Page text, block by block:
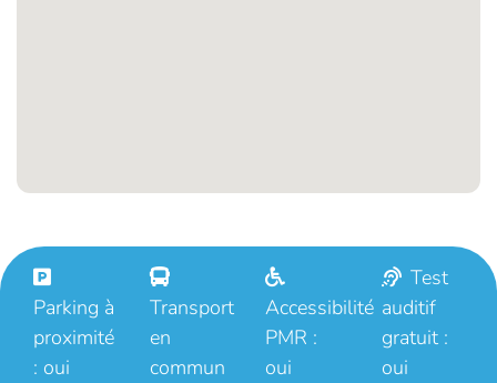
Parking à
proximité
: oui
Transport
en
commun
Accessibilité
PMR :
oui
Test
auditif
gratuit :
oui